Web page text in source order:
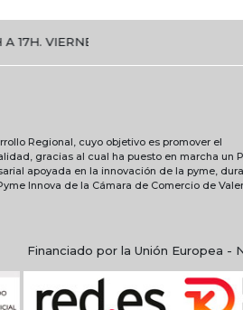
DE 8:30 A 15H
Regional, cuyo objetivo es promover el
gracias al cual ha puesto en marcha un
apoyada en la innovación de la pyme,
Innova de la Cámara de Comercio de
Financiado por la Unión Europea -